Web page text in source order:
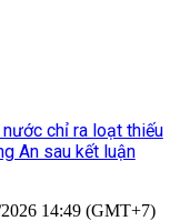
nước chỉ ra loạt thiếu
An sau kết luận
14:49 (GMT+7)